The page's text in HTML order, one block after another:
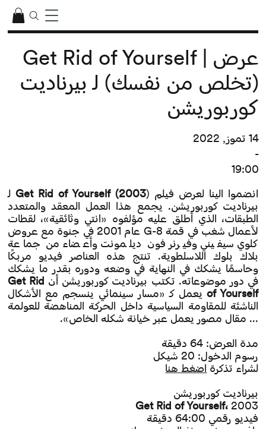
انضموا الينا لعرض فيلم Get Rid of Yourself (2003 ) لـ
بيرناديت كوربوريشن. يجمع هذا العمل المعقد والمتعدد
الطبقات، الذي أطلق عليه مؤلفوه «انتي وثائقية»، لقطات
لأعمال شغب في قمة G-8 عام 2001 في جنوة مع عروض
كلوي سيفيني وفيرنر فون ديلمونت وأعضاء من جماعة
بلاك بلوك اللاسلطوية. تنتج هذه العناصر فيديو مربكًا
وحاسمًا يشكك في النهاية في وضعه ودوره بقدر ما يشكك
في دور موضوعاته. تكتب بيرناديت كوربوريشن أن Get Rid
of Yourselfيعمل كـ «مسار سينمائي ينسجم مع الأشكال
الناشئة للمقاومة السياسية داخل الحركة المناهضة للعولمة
... مقال مصور يعمل عبر خيانة شكله الخاص».
مدة العرض: 64 دقيقة
رسوم الدخول: 20 شيكل
لشراء تذكرة اضغط هنا
بيرناديت كوربوريشن
Get Rid of Yourself، 2003
فيديو رقمي 64:00 دقيقة
عرض | Get Rid of Yourself
(تخلص من نفسك) لـ بيرناديت
كوربوريشن
14 تموز, 2022
-
19:00